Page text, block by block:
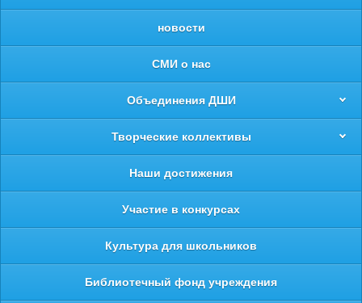
новости
СМИ о нас
Объединения ДШИ
Творческие коллективы
Наши достижения
Участие в конкурсах
Культура для школьников
Библиотечный фонд учреждения